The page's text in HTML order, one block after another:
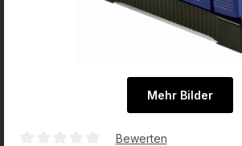
Mehr Bilder
Bewerten